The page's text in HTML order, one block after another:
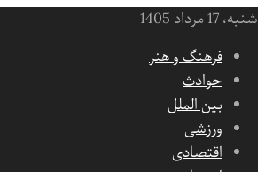
شنبه، 17 مرداد 1405
فرهنگ و هنر
حوادث
بین الملل
ورزشی
اقتصادی